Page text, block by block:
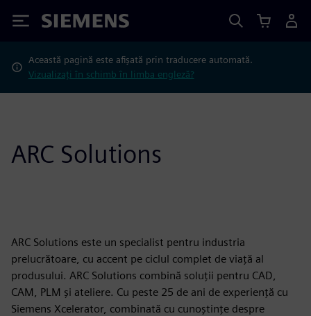
Siemens
Această pagină este afișată prin traducere automată.
Vizualizați în schimb în limba engleză?
ARC Solutions
ARC Solutions este un specialist pentru industria
prelucrătoare, cu accent pe ciclul complet de viață al
produsului. ARC Solutions combină soluții pentru CAD,
CAM, PLM și ateliere. Cu peste 25 de ani de experiență cu
Siemens Xcelerator, combinată cu cunoștințe despre